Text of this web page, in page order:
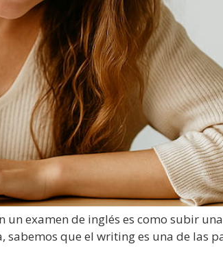
examen de inglés es como subir
sabemos que el writing es una de las